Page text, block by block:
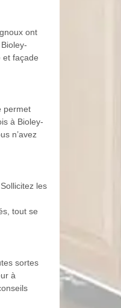
ont
et façade
permet
à Bioley-
n’avez
les
tout se
sortes
à